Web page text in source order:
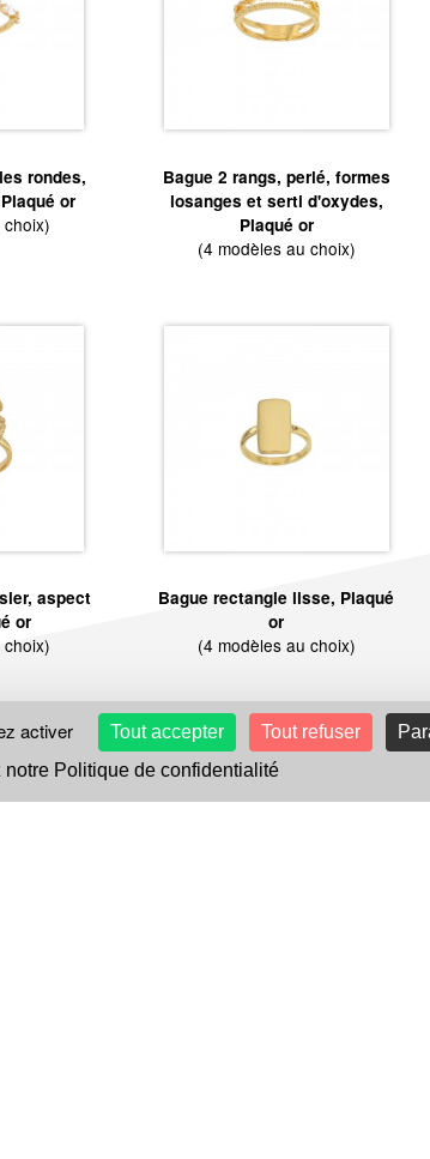
rondes,
or
Bague 2 rangs, perlé, formes
losanges et serti d'oxydes,
Plaqué or
(4 modèles au choix)
aspect
or
Bague rectangle lisse, Plaqué
or
(4 modèles au choix)
activer Tout accepter Tout refuser
notre Politique de confidentialité